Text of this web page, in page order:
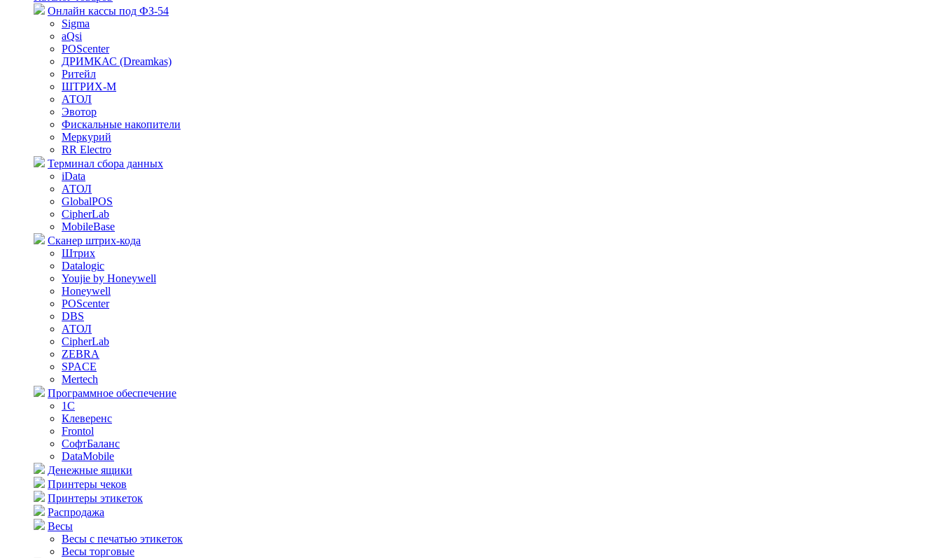
Онлайн кассы под ФЗ-54
Sigma
aQsi
POScenter
ДРИМКАС (Dreamkas)
Ритейл
ШТРИХ-М
АТОЛ
Эвотор
Фискальные накопители
Меркурий
RR Electro
Терминал сбора данных
iData
АТОЛ
GlobalPOS
CipherLab
MobileBase
Сканер штрих-кода
Штрих
Datalogic
Youjie by Honeywell
Honeywell
POScenter
DBS
АТОЛ
CipherLab
ZEBRA
SPACE
Mertech
Программное обеспечение
1С
Клеверенс
Frontol
СофтБаланс
DataMobile
Денежные ящики
Принтеры чеков
Принтеры этикеток
Распродажа
Весы
Весы с печатью этикеток
Весы торговые